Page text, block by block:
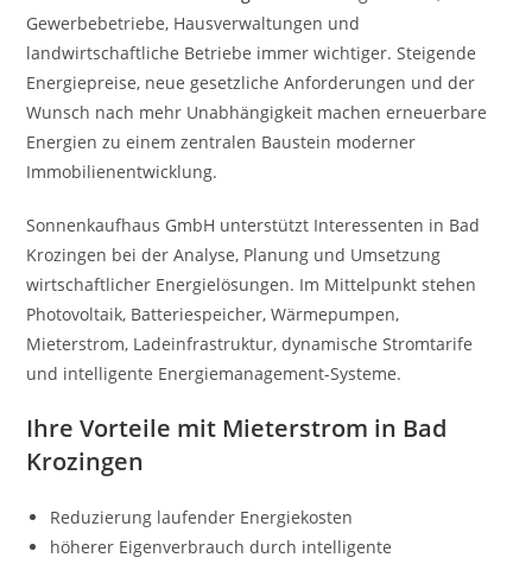
Gewerbebetriebe, Hausverwaltungen und
landwirtschaftliche Betriebe immer wichtiger. Steigende
Energiepreise, neue gesetzliche Anforderungen und der
Wunsch nach mehr Unabhängigkeit machen erneuerbare
Energien zu einem zentralen Baustein moderner
Immobilienentwicklung.
Sonnenkaufhaus GmbH unterstützt Interessenten in Bad
Krozingen bei der Analyse, Planung und Umsetzung
wirtschaftlicher Energielösungen. Im Mittelpunkt stehen
Photovoltaik, Batteriespeicher, Wärmepumpen,
Mieterstrom, Ladeinfrastruktur, dynamische Stromtarife
und intelligente Energiemanagement-Systeme.
Ihre Vorteile mit Mieterstrom in Bad
Krozingen
Reduzierung laufender Energiekosten
höherer Eigenverbrauch durch intelligente